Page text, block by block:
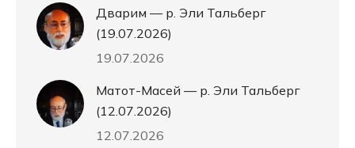
Дварим — р. Эли Тальберг
(19.07.2026)
19.07.2026
Матот-Масей — р. Эли Тальберг
(12.07.2026)
12.07.2026